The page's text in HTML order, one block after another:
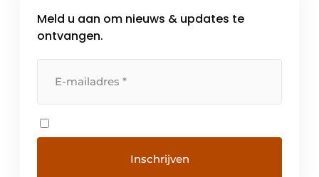
Meld u aan om nieuws & updates te
ontvangen.